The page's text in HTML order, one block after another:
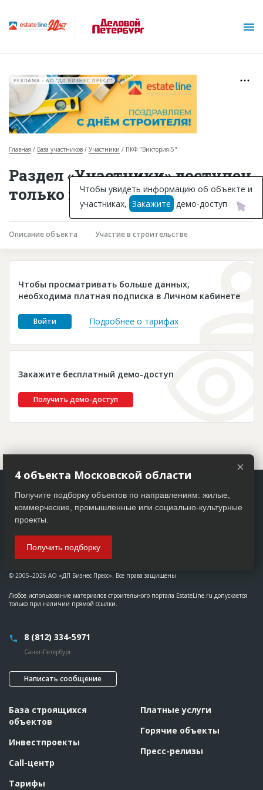
Горячие объекты
База строящихся объектов
Инвестпроекты
Глоссарий
Платные услуги
Пресс-релизы
РЕКЛАМА • АО "ДП БИЗНЕС ПРЕСС"
Главная База участников Участники ПКФ "Виктория-5"
Раздел «Участники» доступен
только подписчикам
Описание объекта Участие в строительстве
Чтобы просматривать больше данных,
необходима платная подписка в Личном кабинете
Войти Подробнее о тарифах
Закажите бесплатный демо-доступ
Получить демо-доступ
Чтобы увидеть информацию об объекте и
участниках, Закажите демо-доступ
© 2005–2026 АО «ДП Бизнес Пресс». Все права защищены
Любое использование материалов строительного портала EstateLine.ru допускается
только при наличии прямой ссылки.
8 (812) 334-5971
Санкт-Петербург
Написать сообщение
База строящихся
объектов
Инвестпроекты
Call-центр
Тарифы
Платные услуги
Горячие объекты
Пресс-релизы
×
4 объекта Московской области
Получите подборку объектов по направлениям: жилые,
коммерческие, промышленные или социально-культурные
проекты.
Получить подборку